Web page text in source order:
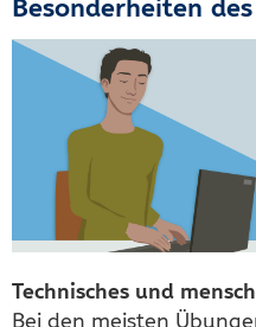
Besonderheiten
Technisches und
Bei den meisten